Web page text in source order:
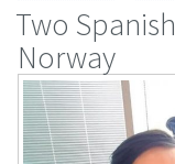
Two
Norway